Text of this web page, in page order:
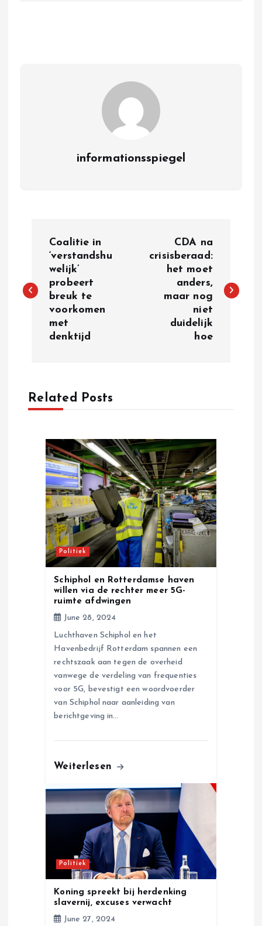
informationsspiegel
s
v
Coalitie in
‘verstandshu
welijk’
probeert
breuk te
voorkomen
met
denktijd
CDA na
crisisberaad:
het moet
anders,
maar nog
niet
duidelijk
hoe
Related Posts
Politiek
Schiphol en Rotterdamse haven
willen via de rechter meer 5G-
ruimte afdwingen
June 28, 2024
Luchthaven Schiphol en het
Havenbedrijf Rotterdam spannen een
rechtszaak aan tegen de overheid
vanwege de verdeling van frequenties
voor 5G, bevestigt een woordvoerder
van Schiphol naar aanleiding van
berichtgeving in…
Weiterlesen
Politiek
Koning spreekt bij herdenking
slavernij, excuses verwacht
June 27, 2024